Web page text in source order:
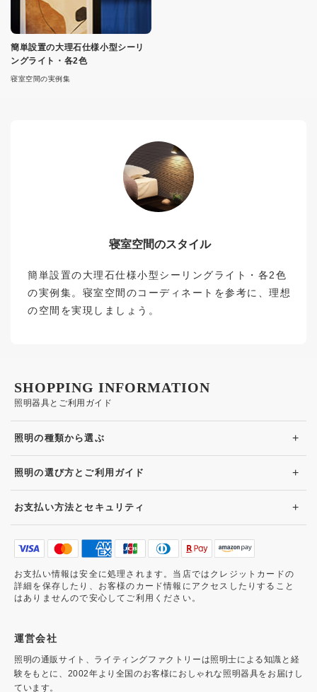
簡単設置の大理石仕様小型シーリ
ングライト・各2色
寝室空間の実例集
寝室空間のスタイル
簡単設置の大理石仕様小型シーリングライト・各2色
の実例集。寝室空間のコーディネートを参考に、理想
の空間を実現しましょう。
照明器具とご利用ガイド
SHOPPING INFORMATION
照明の種類から選ぶ +
照明の選び方とご利用ガイド +
お支払い方法とセキュリティ +
お支払い情報は安全に処理されます。当店ではクレジットカードの
詳細を保存したり、お客様のカード情報にアクセスしたりすること
はありませんので安心してご利用ください。
運営会社
照明の通販サイト、ライティングファクトリーは照明士による知識と経
験をもとに、2002年より全国のお客様におしゃれな照明器具をお届けし
ています。